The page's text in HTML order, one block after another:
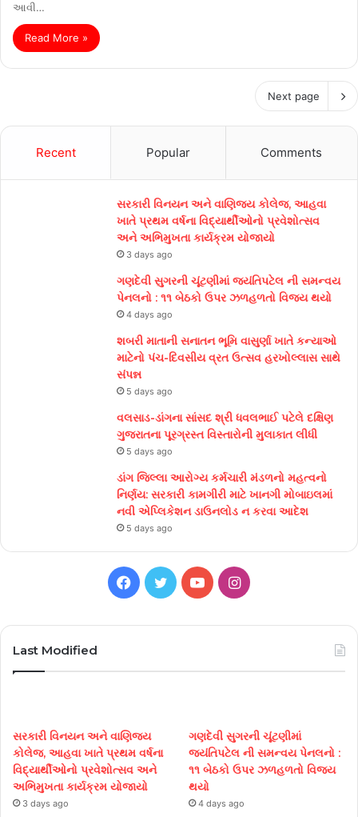
આવી…
Read More »
Next page
Recent Popular Comments
સરકારી વિનયન અને વાણિજ્ય કોલેજ, આહવા
ખાતે પ્રથમ વર્ષના વિદ્યાર્થીઓનો પ્રવેશોત્સવ
અને અભિમુખતા કાર્યક્રમ યોજાયો
3 days ago
ગણદેવી સુગરની ચૂંટણીમાં જયંતિપટેલ ની સમન્વય
પેનલનો : ૧૧ બેઠકો ઉપર ઝળહળતો વિજય થયો
4 days ago
શબરી માતાની સનાતન ભૂમિ વાસુર્ણા ખાતે કન્યાઓ
માટેનો પંચ-દિવસીય વ્રત ઉત્સવ હરખોલ્લાસ સાથે
સંપન્ન
5 days ago
વલસાડ-ડાંગના સાંસદ શ્રી ધવલભાઈ પટેલે દક્ષિણ
ગુજરાતના પૂરગ્રસ્ત વિસ્તારોની મુલાકાત લીધી
5 days ago
ડાંગ જિલ્લા આરોગ્ય કર્મચારી મંડળનો મહત્વનો
નિર્ણય: સરકારી કામગીરી માટે ખાનગી મોબાઇલમાં
નવી એપ્લિકેશન ડાઉનલોડ ન કરવા આદેશ
5 days ago
Facebook
TwitterYouTubeInstagram
Last Modified
સરકારી વિનયન અને વાણિજ્ય
કોલેજ, આહવા ખાતે પ્રથમ વર્ષના
વિદ્યાર્થીઓનો પ્રવેશોત્સવ અને
અભિમુખતા કાર્યક્રમ યોજાયો
3 days ago
ગણદેવી સુગરની ચૂંટણીમાં
જયંતિપટેલ ની સમન્વય પેનલનો :
૧૧ બેઠકો ઉપર ઝળહળતો વિજય
થયો
4 days ago